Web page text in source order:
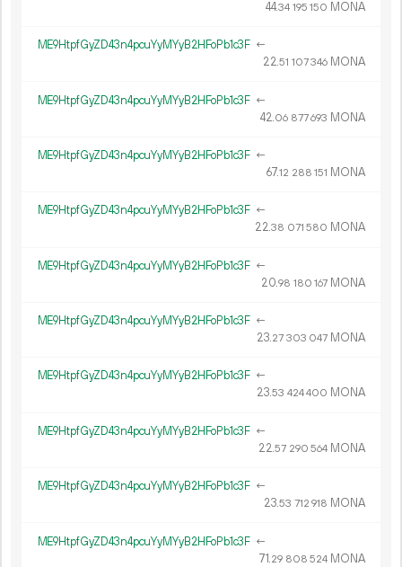
44.34 195 150 MONA
ME9HtpfGyZD43n4pcuYyMYyB2HFoPb1c3F ←
22.51 107346 MONA
ME9HtpfGyZD43n4pcuYyMYyB2HFoPb1c3F ←
42.06 877693 MONA
ME9HtpfGyZD43n4pcuYyMYyB2HFoPb1c3F ←
67.12 288 151 MONA
ME9HtpfGyZD43n4pcuYyMYyB2HFoPb1c3F ←
22.38 071 580 MONA
ME9HtpfGyZD43n4pcuYyMYyB2HFoPb1c3F ←
20.98 180 167 MONA
ME9HtpfGyZD43n4pcuYyMYyB2HFoPb1c3F ←
23.27 303 047 MONA
ME9HtpfGyZD43n4pcuYyMYyB2HFoPb1c3F ←
23.53 424400 MONA
ME9HtpfGyZD43n4pcuYyMYyB2HFoPb1c3F ←
22.57 290 564 MONA
ME9HtpfGyZD43n4pcuYyMYyB2HFoPb1c3F ←
23.53 712 918 MONA
ME9HtpfGyZD43n4pcuYyMYyB2HFoPb1c3F ←
71.29 808 524 MONA